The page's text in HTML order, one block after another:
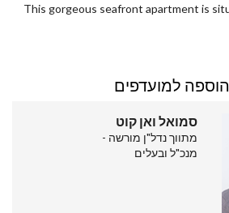
This gorgeous seafront apartment is
הוספה למועדפים
סמואל ואן קוט
מתווך נדל"ן מורשה -
מנכ"ל ובעלים